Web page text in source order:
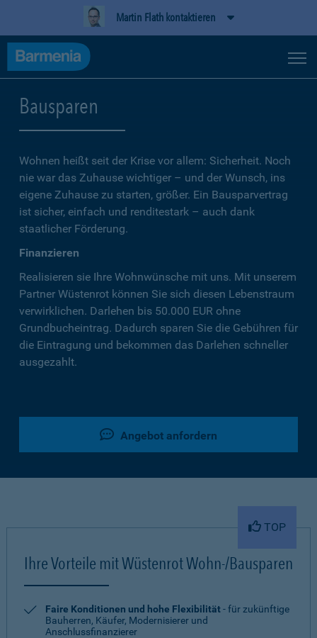
Martin Flath kontaktieren
Bausparen
Wohnen heißt seit der Krise vor allem: Sicherheit. Noch
nie war das Zuhause wichtiger – und der Wunsch, ins
eigene Zuhause zu starten, größer. Ein Bausparvertrag
ist sicher, einfach und renditestark – auch dank
staatlicher Förderung.
Finanzieren
Realisieren sie Ihre Wohnwünsche mit uns. Mit unserem
Partner Wüstenrot können Sie sich diesen Lebenstraum
verwirklichen. Darlehen bis 50.000 EUR ohne
Grundbucheintrag. Dadurch sparen Sie die Gebühren für
die Eintragung und bekommen das Darlehen schneller
ausgezahlt.
Angebot anfordern
TOP
Ihre Vorteile mit Wüstenrot Wohn-/Bausparen
Faire Konditionen und hohe Flexibilität- für zukünftige
Bauherren, Käufer, Modernisierer und
Anschlussfinanzierer